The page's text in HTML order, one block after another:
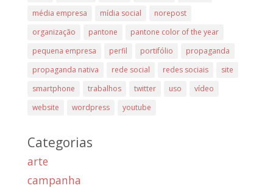
média empresa
mídia social
norepost
organização
pantone
pantone color of the year
pequena empresa
perfil portifólio
propaganda
propaganda nativa
rede social redes sociais
site
smartphone
trabalhos twitter uso
vídeo
website
wordpress youtube
Categorias
arte
campanha